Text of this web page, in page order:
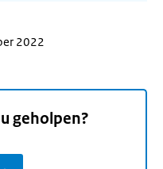
2022
geholpen?